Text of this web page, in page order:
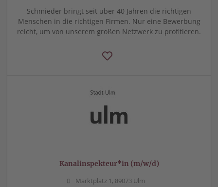
Schmieder bringt seit über 40 Jahren die richtigen
Menschen in die richtigen Firmen. Nur eine Bewerbung
reicht, um von unserem großen Netzwerk zu profitieren.
Kanalinspekteur*in (m/w/d)
Marktplatz 1, 89073 Ulm